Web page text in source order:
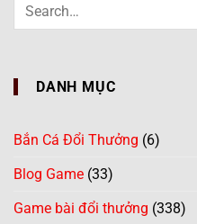
DANH MỤC
Bắn Cá Đổi Thưởng (6)
Blog Game (33)
Game bài đổi thưởng (338)